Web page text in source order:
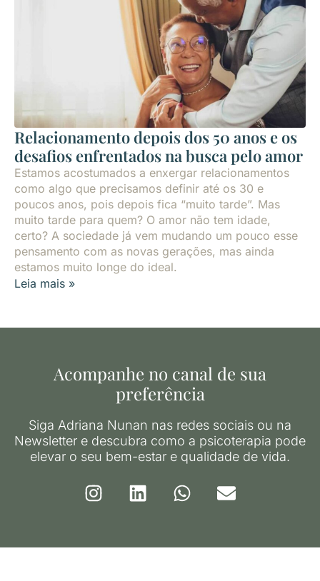
Relacionamento depois dos 50 anos e os
desafios enfrentados na busca pelo amor
Estamos acostumados a enxergar relacionamentos
como algo que precisamos definir até os 30 e
poucos anos, pois depois fica “muito tarde”. Mas
muito tarde para quem? O amor não tem idade,
certo? A sociedade já vem mudando um pouco esse
pensamento com as novas gerações, mas ainda
estamos muito longe do ideal.
Leia mais »
Acompanhe no canal de sua
preferência
Siga Adriana Nunan nas redes sociais ou na
Newsletter e descubra como a psicoterapia pode
elevar o seu bem-estar e qualidade de vida.